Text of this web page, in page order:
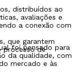
distribuídos ao
avaliações e
a conexão com
que garantem
processo de
foi pensado para
da qualidade, com
mercado e às